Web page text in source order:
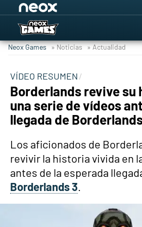
Hyrule
Cyberpunk 2077
Hyrule Warriors
Asia peculiar
Neox Games » Noticias » Actualidad
VÍDEO RESUMEN
Borderlands revive su
una serie de vídeos
llegada de
Los aficionados de
revivir la historia vivida en
antes de la esperada
Borderlands 3